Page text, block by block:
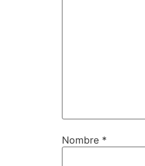
Nombre *